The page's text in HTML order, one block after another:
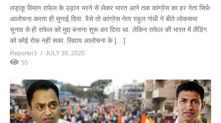
लड़ाकू विमान राफेल के उड़ान भरने से लेकर भारत आने तक कांग्रेस का हर नेता सिर्फ
आलोचना करता ही सुनाई दिया. वैसे तो कांग्रेस नेता राहुल गांधी ने बीते लोकसभा
चुनाव से ही राफेल को मुद्दा बनाना शुरू कर दिया था. लेकिन राफेल की भारत में लैडिंग
को कोई रोक नहीं सका. सिवाय आलोचना के […]
Reporter3
JULY 30, 2020
55